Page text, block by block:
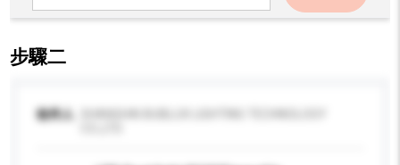
步驟二
收件人